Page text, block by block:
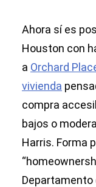
Ahora sí es
Houston con
a Orchard
vivienda
compra
bajos o
Harris. Forma
Departamento